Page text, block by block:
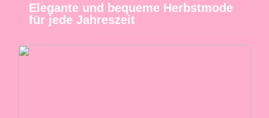
Elegante und bequeme Herbstmode
für jede Jahreszeit